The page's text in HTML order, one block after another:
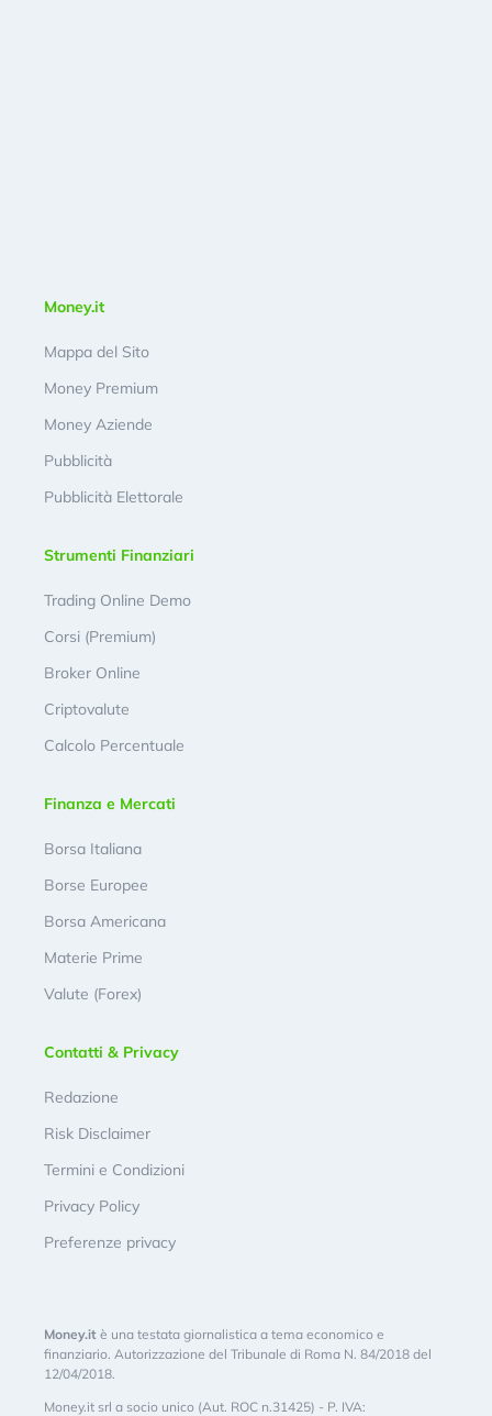
Money.it
Mappa del Sito
Money Premium
Money Aziende
Pubblicità
Pubblicità Elettorale
Strumenti Finanziari
Trading Online Demo
Corsi (Premium)
Broker Online
Criptovalute
Calcolo Percentuale
Finanza e Mercati
Borsa Italiana
Borse Europee
Borsa Americana
Materie Prime
Valute (Forex)
Contatti & Privacy
Redazione
Risk Disclaimer
Termini e Condizioni
Privacy Policy
Preferenze privacy
Money.it è una testata giornalistica a tema economico e
finanziario. Autorizzazione del Tribunale di Roma N. 84/2018 del
12/04/2018.
Money.it srl a socio unico (Aut. ROC n.31425) - P. IVA: